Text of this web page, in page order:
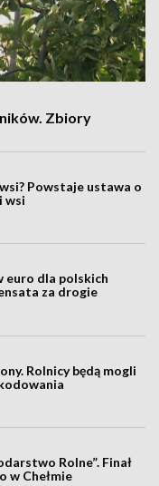
Zbiory
Powstaje ustawa o
wsi
euro dla polskich
za drogie
Rolnicy będą mogli
Rolne”. Finał
w Chełmie